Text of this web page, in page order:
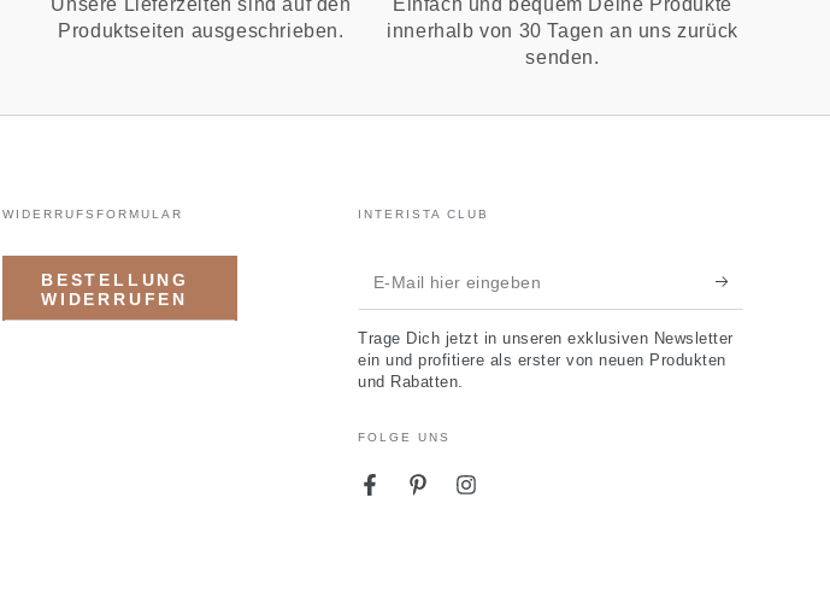
Produktseiten ausgeschrieben.
innerhalb von 30 Tagen an uns zurück
senden.
WIDERRUFSFORMULAR
BESTELLUNG
WIDERRUFEN
INTERISTA CLUB
E-
Mail
hier
eingeben
Trage Dich jetzt in unseren exklusiven Newsletter
ein und profitiere als erster von neuen Produkten
und Rabatten.
FOLGE UNS
FacebookPinterestInstagram